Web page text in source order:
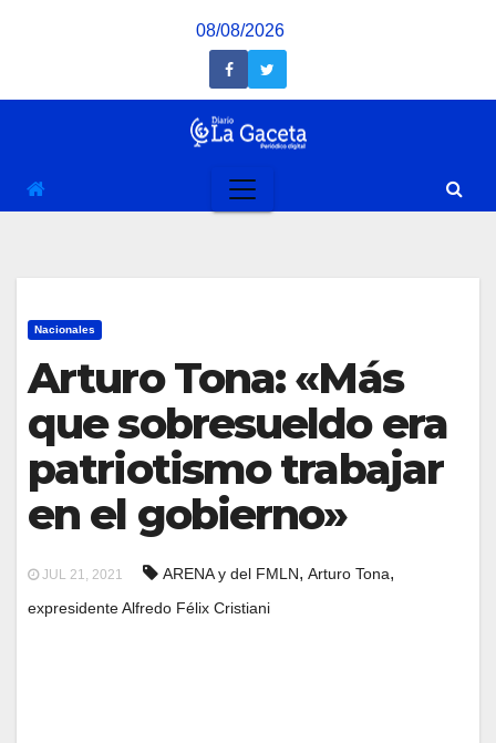
08/08/2026
Nacionales
Arturo Tona: «Más
que sobresueldo era
patriotismo trabajar
en el gobierno»
JUL 21, 2021 ARENA y del FMLN, Arturo Tona,
expresidente Alfredo Félix Cristiani